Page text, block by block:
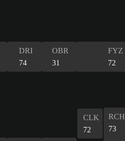
DRI
74
OBR
31
FYZ
72
CLK
72
RCH
73